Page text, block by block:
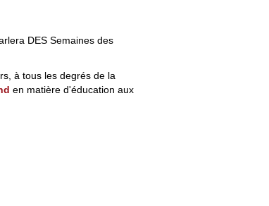
DES Semaines des
à tous les degrés de la
en matière d'éducation aux